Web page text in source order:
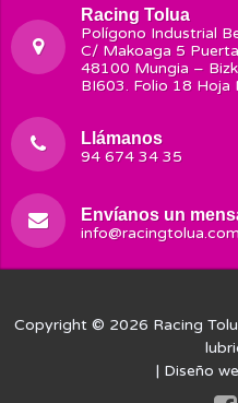
Racing Tolua
Polígono Industrial
C/ Makoaga 5
48100 Mungia –
BI603. Folio 18 Hoja
Llámanos
94 674 34 35
Envíanos un
Copyright © 2026 Racing
| Diseño